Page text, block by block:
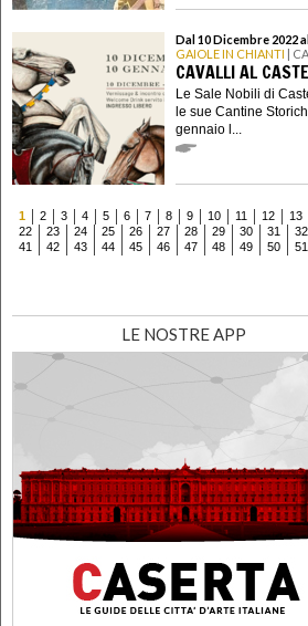
Dal 10 Dicembre 2022
GAIOLE IN CHIANTI |
CAVALLI AL
Le Sale Nobili di
le sue Cantine
gennaio l...
1 2 3 4 5 6 7 8 9 10 11 12 13
22
23 24 25 26 27 28 29 30 31 32
41
42 43 44 45 46 47 48 49 50 51
LE NOSTRE APP